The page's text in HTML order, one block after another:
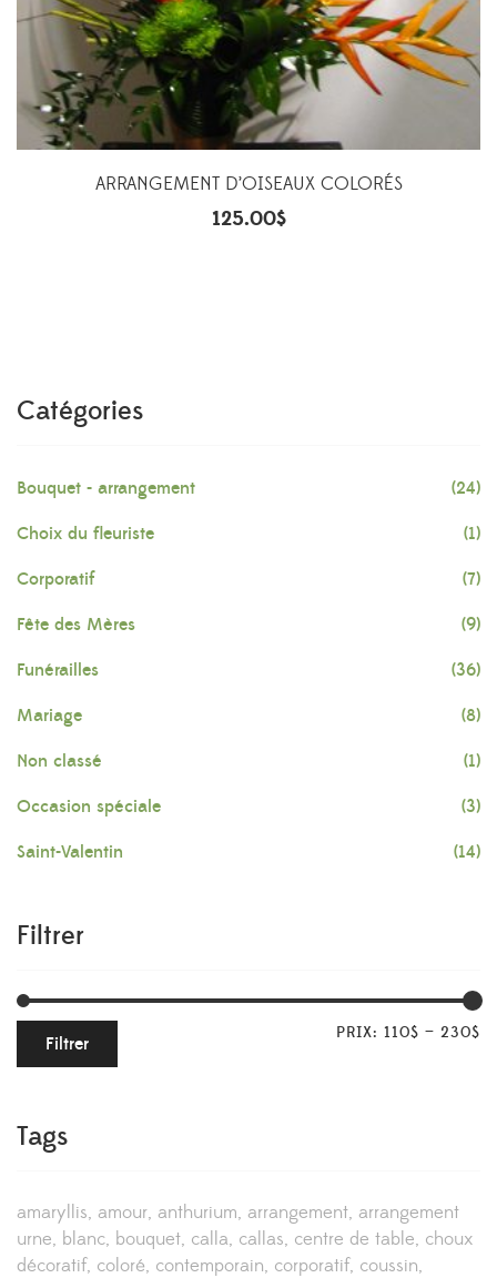
ARRANGEMENT D’OISEAUX COLORÉS
125.00$
Catégories
Bouquet - arrangement (24)
Choix du fleuriste (1)
Corporatif (7)
Fête des Mères (9)
Funérailles (36)
Mariage (8)
Non classé (1)
Occasion spéciale (3)
Saint-Valentin (14)
Filtrer
Filtrer PRIX: 110$ — 230$
Tags
amaryllis amour anthurium arrangement arrangement
urne blanc bouquet calla callas centre de table choux
décoratif coloré contemporain corporatif coussin